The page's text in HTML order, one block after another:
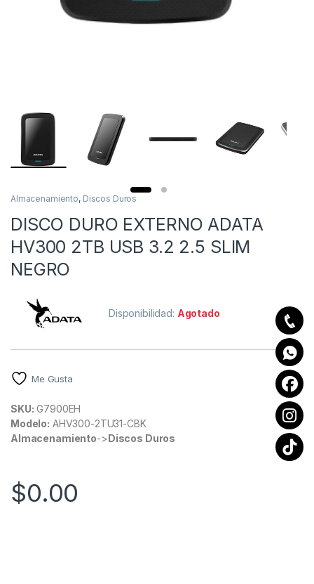
Almacenamiento, Discos Duros
DISCO DURO EXTERNO ADATA
HV300 2TB USB 3.2 2.5 SLIM
NEGRO
Disponibilidad: Agotado
Me Gusta
SKU: G7900EH
Modelo: AHV300-2TU31-CBK
Almacenamiento->Discos Duros
$0.00